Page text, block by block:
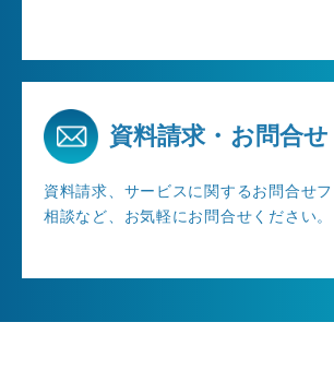
資料請求・お問合せ
資料請求、サービスに関するお問合せ
相談など、お気軽にお問合せください。